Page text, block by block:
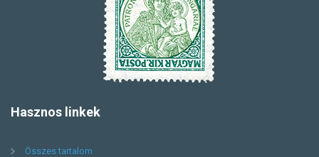
Hasznos linkek
Összes tartalom